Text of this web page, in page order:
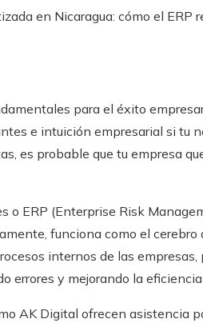
para el éxito
e intuición empresarial si tu
es probable que tu empresa
o ERP (Enterprise Risk
funciona como el
internos de las
errores y mejorando la
AK Digital ofrecen asistencia